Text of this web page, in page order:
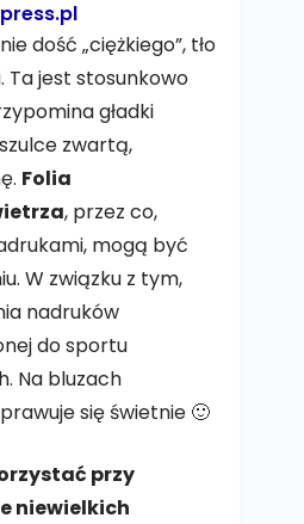
dość „ciężkiego”, tło
Ta jest stosunkowo
gładki
zwartą,
Folia
, przez co,
mogą być
W związku z tym,
nadruków
do sportu
Na bluzach
się świetnie 🙂
przy
niewielkich